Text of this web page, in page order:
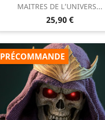
MAITRES DE L’UNIVERS...
Prix
25,90 €
Aperçu rapide
PRÉCOMMANDE